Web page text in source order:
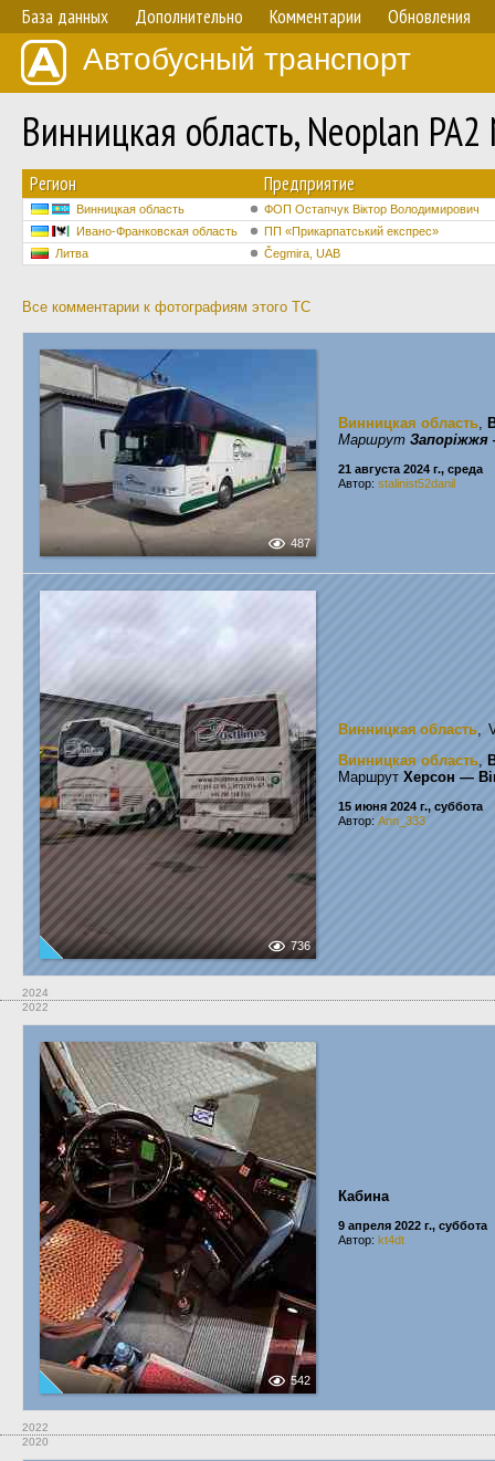
База данных Дополнительно Комментарии Обновления
Автобусный транспорт
Винницкая область, Neoplan
Регион Предприятие
Винницкая область
ФОП Остапчук Віктор Володимирович
Ивано-Франковская область
ПП «Прикарпатський експрес»
Литва
Čegmira, UAB
Все комментарии к фотографиям этого ТС
487
Винницкая область,
Маршрут
21 августа 2024 г., среда
Автор: stalinist52danil
736
Винницкая область,
Винницкая область,
Маршрут Херсон —
15 июня 2024 г., суббота
Автор: Ann_333
2024
2022
542
Кабина
9 апреля 2022 г., суббота
Автор: kt4dt
2022
2020